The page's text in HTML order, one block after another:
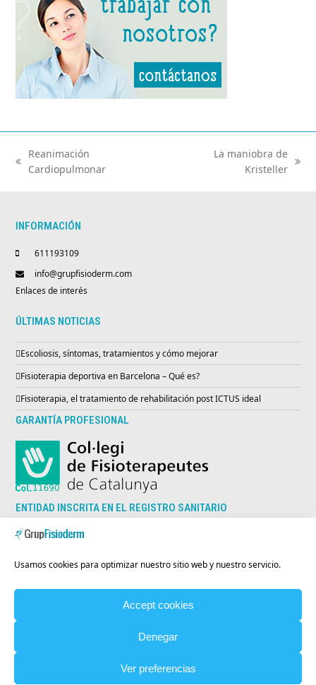
Usamos cookies para optimizar nuestro sitio web y nuestro servicio.
Accept cookies
Denegar
Ver preferencias
previous
Reanimación
Cardiopulmonar
La maniobra de
Kristeller
INFORMACIÓN
611193109
info@grupfisioderm.com
Enlaces de interés
ÚLTIMAS NOTICIAS
Escoliosis, síntomas, tratamientos y cómo mejorar
Fisioterapia deportiva en Barcelona – Qué es?
Fisioterapia, el tratamiento de rehabilitación post ICTUS ideal
GARANTÍA PROFESIONAL
ENTIDAD INSCRITA EN EL REGISTRO SANITARIO
Grup FisiodermTodos los derechos reservados |
POLÍTICA DE PRIVACIDAD AVISO LEGAL